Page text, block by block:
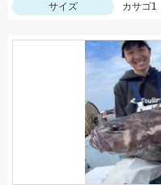
サイズ
カサゴ1